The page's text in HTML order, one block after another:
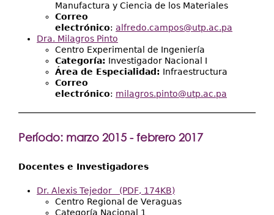
Manufactura y Ciencia de los Materiales
Correo
electrónico: alfredo.campos@utp.ac.pa
Dra. Milagros Pinto
Centro Experimental de Ingeniería
Categoría: Investigador Nacional I
Área de Especialidad: Infraestructura
Correo
electrónico: milagros.pinto@utp.ac.pa
Período: marzo 2015 - febrero 2017
Docentes e Investigadores
Dr. Alexis Tejedor (PDF, 174KB)
Centro Regional de Veraguas
Categoría Nacional 1